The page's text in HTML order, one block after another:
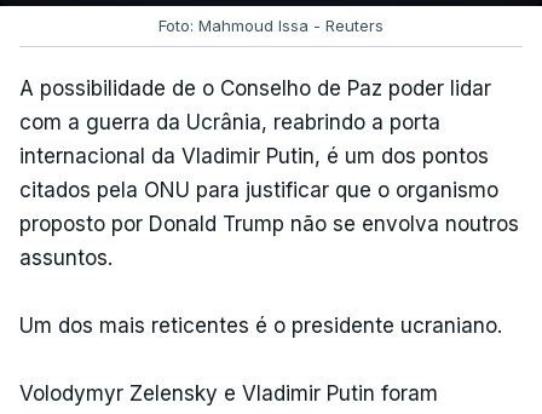
Foto: Mahmoud Issa - Reuters
A possibilidade de o Conselho de Paz poder lidar
com a guerra da Ucrânia, reabrindo a porta
internacional da Vladimir Putin, é um dos pontos
citados pela ONU para justificar que o organismo
proposto por Donald Trump não se envolva noutros
assuntos.
Um dos mais reticentes é o presidente ucraniano.
Volodymyr Zelensky e Vladimir Putin foram